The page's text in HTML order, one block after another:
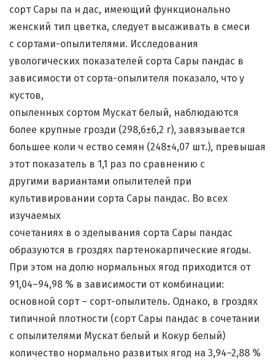
сорт Сары па н дас, имеющий функционально
женский тип цветка, следует высаживать в смеси
с сортами-опылителями. Исследования
увологических показателей сорта Сары пандас в
зависимости от сорта-опылителя показало, что у
кустов,
опыленных сортом Мускат белый, наблюдаются
более крупные грозди (298,6±6,2 г), завязывается
большее коли ч ество семян (248±4,07 шт.), превышая
этот показатель в 1,1 раз по сравнению с
другими вариантами опылителей при
культивировании сорта Сары пандас. Во всех
изучаемых
сочетаниях в о зделывания сорта Сары пандас
образуются в гроздях партенокарпические ягоды.
При этом на долю нормальных ягод приходится от
91,04–94,98 % в зависимости от комбинации:
основной сорт – сорт-опылитель. Однако, в гроздях
типичной плотности (сорт Сары пандас в сочетании
с опылителями Мускат белый и Кокур белый)
количество нормально развитых ягод на 3,94–2,88 %